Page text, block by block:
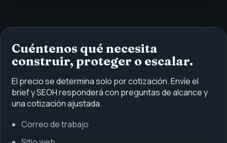
Cuéntenos qué necesita
construir, proteger o escalar.
El precio se determina solo por cotización. Envíe el
brief y SEOH responderá con preguntas de alcance y
una cotización ajustada.
Correo de trabajo